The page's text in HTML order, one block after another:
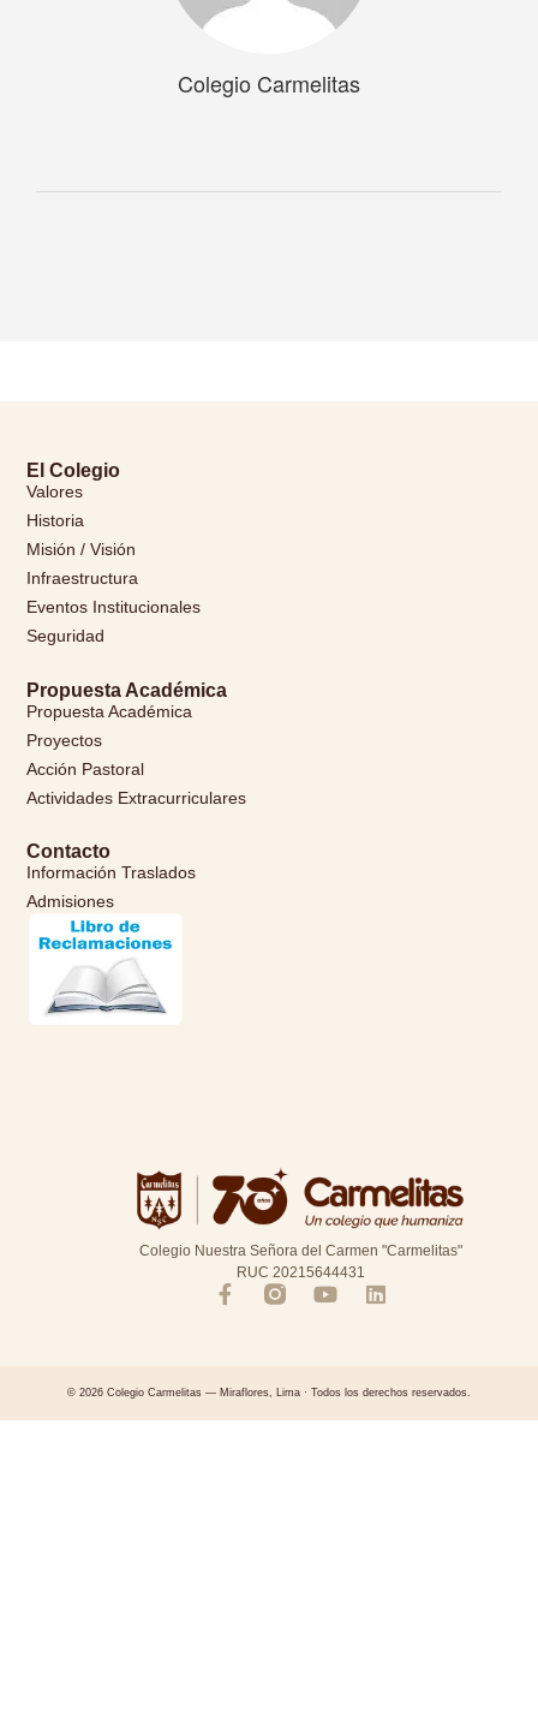
Colegio Carmelitas
Colegio Nuestra Señora del Carmen "Carmelitas"
RUC 20215644431
El Colegio
Valores
Historia
Misión / Visión
Infraestructura
Eventos Institucionales
Seguridad
Propuesta Académica
Propuesta Académica
Proyectos
Acción Pastoral
Actividades Extracurriculares
Contacto
Información Traslados
Admisiones
© 2026 Colegio Carmelitas — Miraflores, Lima · Todos los derechos reservados.